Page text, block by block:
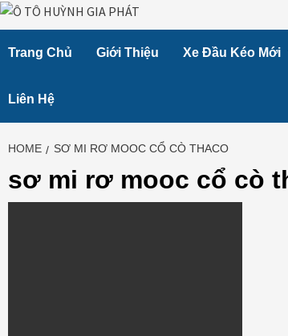
Skip
toTrang Chủ Giới Thiệu Xe Đầu Kéo Mới
Liên Hệ
HOME SƠ MI RƠ MOOC CỔ CÒ THACO
sơ mi rơ mooc cổ cò